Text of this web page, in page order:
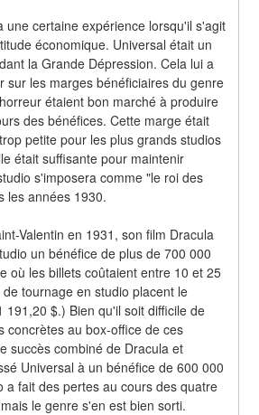
une certaine expérience lorsqu'il s'agit
économique. Universal était un
la Grande Dépression. Cela lui a
sur les marges bénéficiaires du genre
étaient bon marché à produire
des bénéfices. Cette marge était
petite pour les plus grands studios
était suffisante pour maintenir
s'imposera comme "le roi des
les années 1930.
Valentin en 1931, son film Dracula
un bénéfice de plus de 700 000
où les billets coûtaient entre 10 et 25
tournage en studio placent le
191,20 $.) Bien qu'il soit difficile de
concrètes au box-office de ces
succès combiné de Dracula et
Universal à un bénéfice de 600 000
a fait des pertes au cours des quatre
le genre s'en est bien sorti.